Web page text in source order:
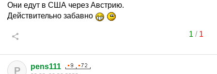
Они едут в США через Австрию.
Действительно забавно
1 / 1
P pens111